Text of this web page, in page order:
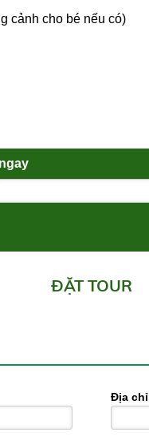
cảnh cho bé nếu có)
ĐẶT TOUR
Địa chỉ